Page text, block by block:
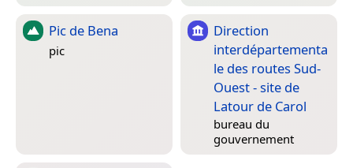
Pic de Bena
pic
Direction
interdépartementa
le des routes Sud-
Ouest - site de
Latour de Carol
bureau du
gouvernement